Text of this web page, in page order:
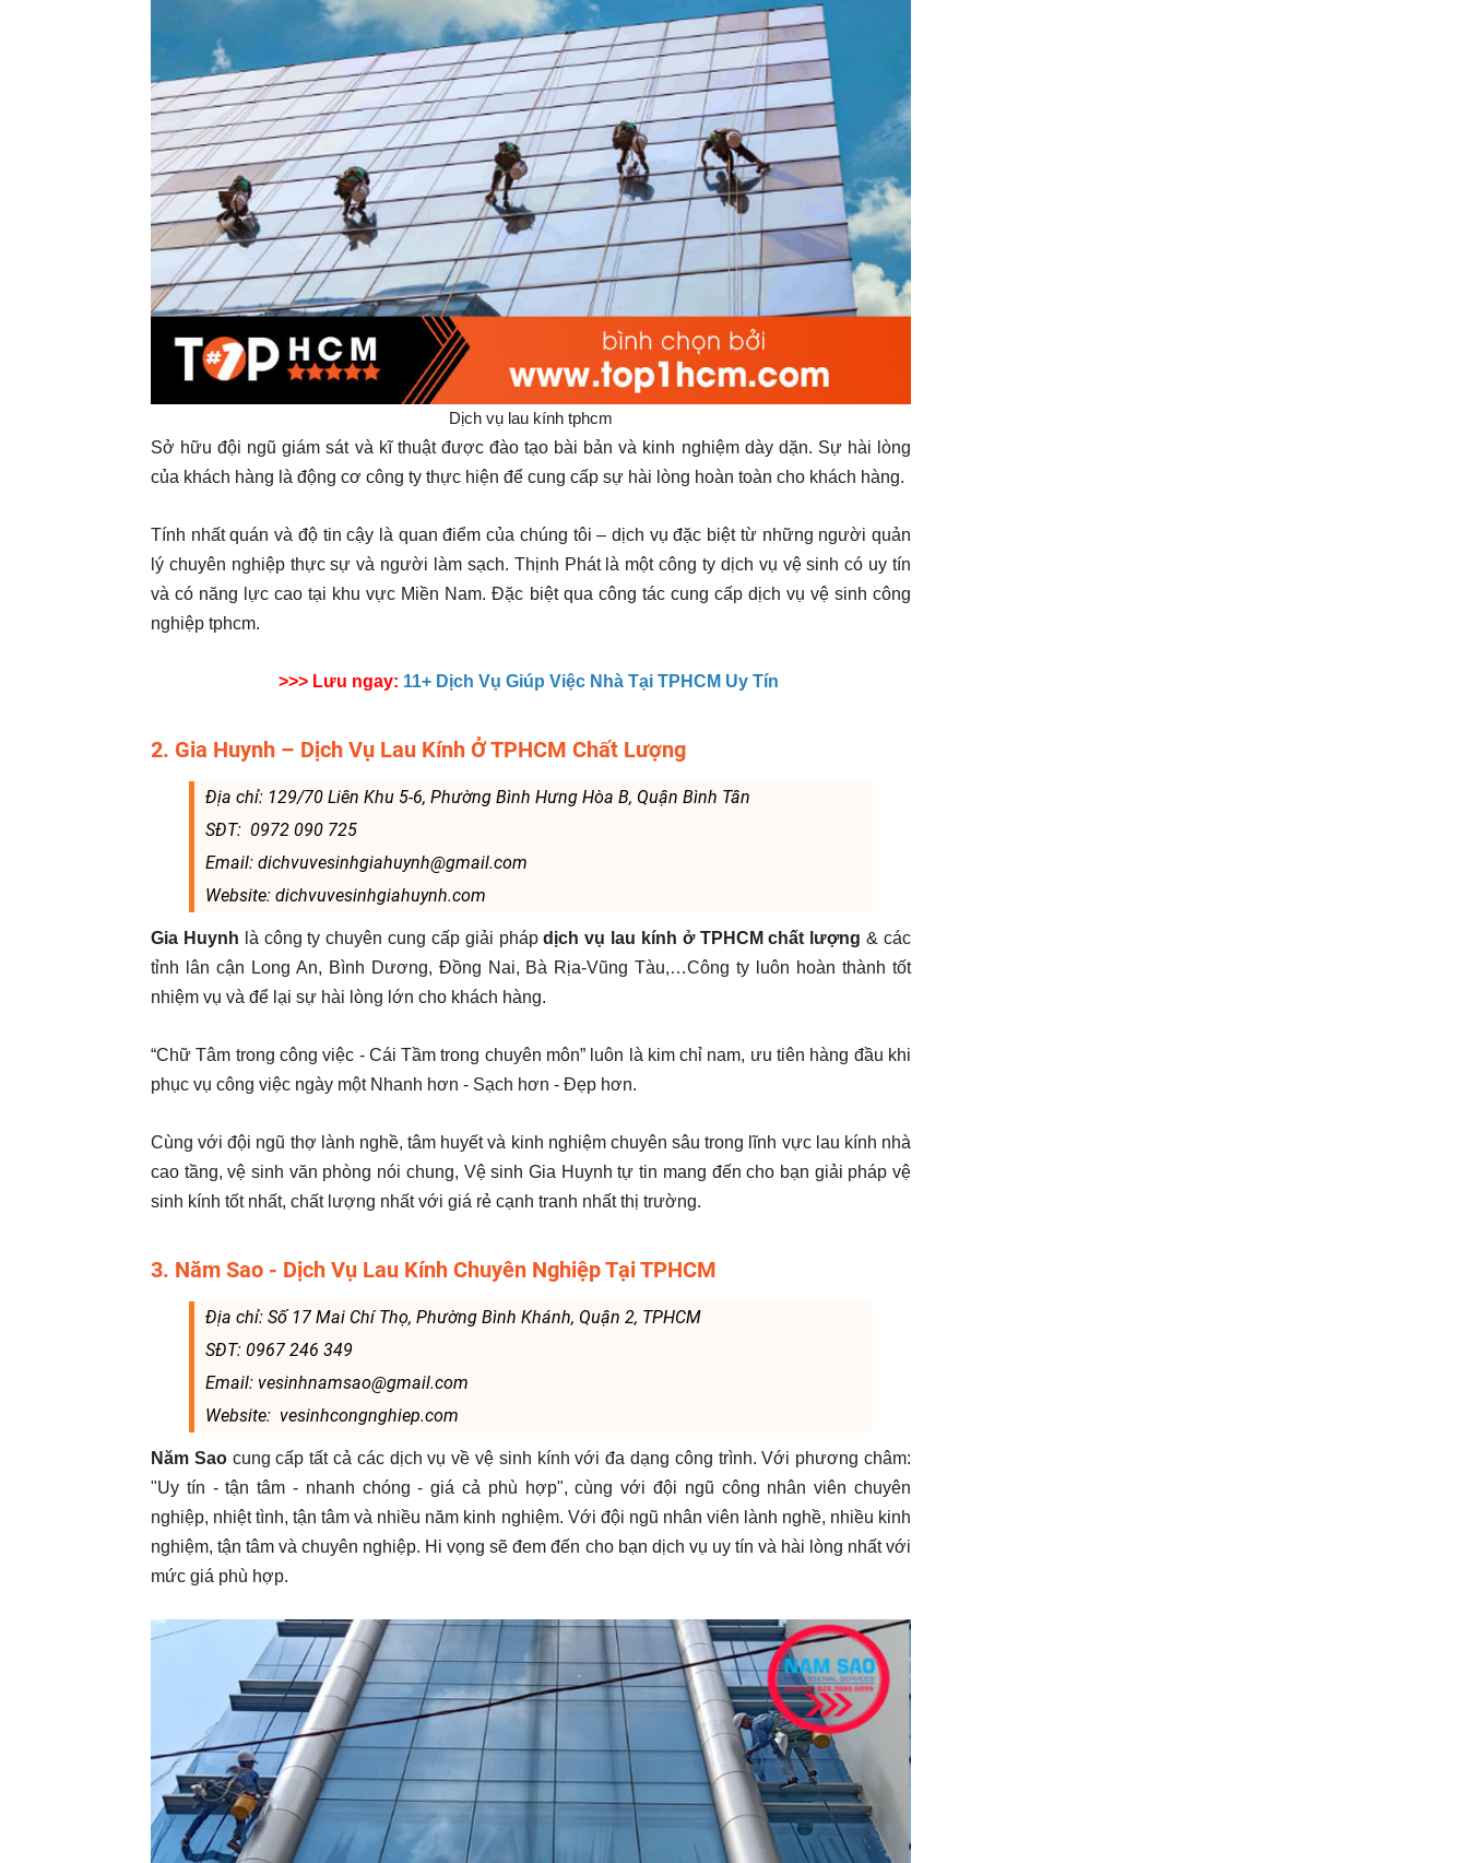
Dịch vụ lau kính tphcm
Sở hữu đội ngũ giám sát và kĩ thuật được đào tạo bài bản và kinh nghiệm dày dặn. Sự hài lòng
của khách hàng là động cơ công ty thực hiện để cung cấp sự hài lòng hoàn toàn cho khách hàng.
Tính nhất quán và độ tin cậy là quan điểm của chúng tôi – dịch vụ đặc biệt từ những người quản
lý chuyên nghiệp thực sự và người làm sạch. Thịnh Phát là một công ty dịch vụ vệ sinh có uy tín
và có năng lực cao tại khu vực Miền Nam. Đặc biệt qua công tác cung cấp dịch vụ vệ sinh công
nghiệp tphcm.
>>> Lưu ngay: 11+ Dịch Vụ Giúp Việc Nhà Tại TPHCM Uy Tín
2. Gia Huynh – Dịch Vụ Lau Kính Ở TPHCM Chất Lượng
Địa chỉ: 129/70 Liên Khu 5-6, Phường Bình Hưng Hòa B, Quận Bình Tân
SĐT: 0972 090 725
Email: dichvuvesinhgiahuynh@gmail.com
Website: dichvuvesinhgiahuynh.com
Gia Huynh là công ty chuyên cung cấp giải phápdịch vụ lau kính ở TPHCM chất lượng & các
tỉnh lân cận Long An, Bình Dương, Đồng Nai, Bà Rịa-Vũng Tàu,…Công ty luôn hoàn thành tốt
nhiệm vụ và để lại sự hài lòng lớn cho khách hàng.
“Chữ Tâm trong công việc - Cái Tầm trong chuyên môn” luôn là kim chỉ nam, ưu tiên hàng đầu khi
phục vụ công việc ngày một Nhanh hơn - Sạch hơn - Đẹp hơn.
Cùng với đội ngũ thợ lành nghề, tâm huyết và kinh nghiệm chuyên sâu trong lĩnh vực lau kính nhà
cao tầng, vệ sinh văn phòng nói chung, Vệ sinh Gia Huynh tự tin mang đến cho bạn giải pháp vệ
sinh kính tốt nhất, chất lượng nhất với giá rẻ cạnh tranh nhất thị trường.
3. Năm Sao - Dịch Vụ Lau Kính Chuyên Nghiệp Tại TPHCM
Địa chỉ: Số 17 Mai Chí Thọ, Phường Bình Khánh, Quận 2, TPHCM
SĐT: 0967 246 349
Email: vesinhnamsao@gmail.com
Website: vesinhcongnghiep.com
Năm Saocung cấp tất cả các dịch vụ về vệ sinh kính với đa dạng công trình. Với phương châm:
"Uy tín - tận tâm - nhanh chóng - giá cả phù hợp", cùng với đội ngũ công nhân viên chuyên
nghiệp, nhiệt tình, tận tâm và nhiều năm kinh nghiệm. Với đội ngũ nhân viên lành nghề, nhiều kinh
nghiệm, tận tâm và chuyên nghiệp. Hi vọng sẽ đem đến cho bạn dịch vụ uy tín và hài lòng nhất với
mức giá phù hợp.